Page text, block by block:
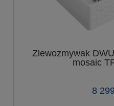
Zlewozmywak
mosaic
8